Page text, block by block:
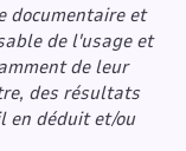
documentaire et
de l'usage et
de leur
des résultats
en déduit et/ou